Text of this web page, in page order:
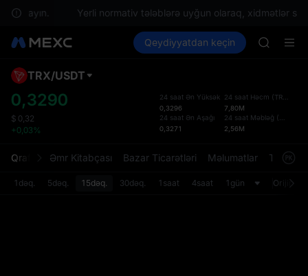
saxlayın. Yerli normativ tələblərə uyğun olaraq, xidmətlər
Bazarlar Spot Futures SPCX
Qeydiyyatdan keçin
SPCX
SPCX
TRX/USDT
0,3290
$ 0,32
+0,03%
24 saat Ən Yüksək
0,3296
24 saat Ən Aşağı
0,3271
24 saat Həcm (TRX
7,80M
24 saat Məbləğ (
2,56M
Qrafik Əmr Kitabçası Bazar Ticarətləri Məlumatlar
1dəq. 5dəq. 15dəq. 30dəq. 1saat 4saat 1gün Orijinal